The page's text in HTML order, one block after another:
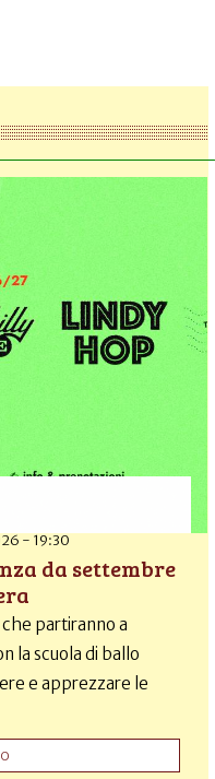
- 19:30
da settembre
partiranno a
la scuola di ballo
e apprezzare le